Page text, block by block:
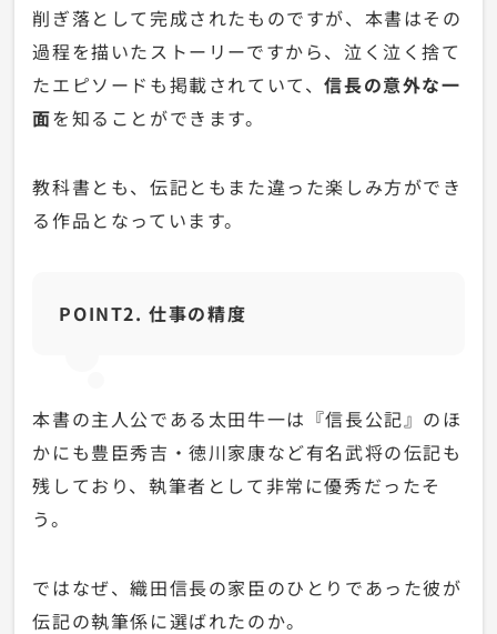
削ぎ落として完成されたものですが、本書はその
過程を描いたストーリーですから、泣く泣く捨て
たエピソードも掲載されていて、信長の意外な一
面を知ることができます。
教科書とも、伝記ともまた違った楽しみ方ができ
る作品となっています。
POINT2. 仕事の精度
本書の主人公である太田牛一は『信長公記』のほ
かにも豊臣秀吉・徳川家康など有名武将の伝記も
残しており、執筆者として非常に優秀だったそ
う。
ではなぜ、織田信長の家臣のひとりであった彼が
伝記の執筆係に選ばれたのか。